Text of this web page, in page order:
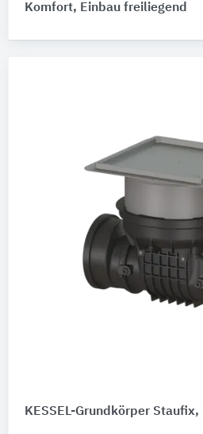
Komfort, Einbau freiliegend
KESSEL-Grundkörper